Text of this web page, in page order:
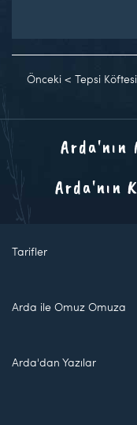
Önceki < Tepsi Köftesi
Arda'nın
Arda'nın
Tarifler
Arda ile Omuz Omuza
Arda'dan Yazılar